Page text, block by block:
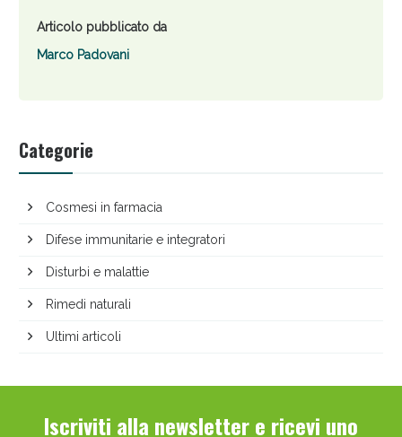
Categorie
Cosmesi in farmacia
Difese immunitarie e integratori
Disturbi e malattie
Rimedi naturali
Ultimi articoli
Articolo pubblicato da
Marco Padovani
Iscriviti alla newsletter e ricevi uno